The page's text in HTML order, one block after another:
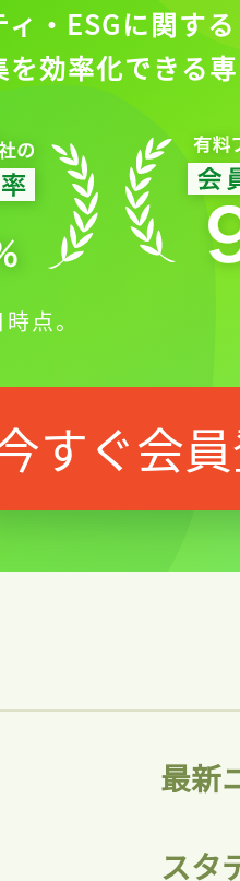
お気に入りに
・ESGに関する
効率化できる
点。
すぐ会
最新
スタ